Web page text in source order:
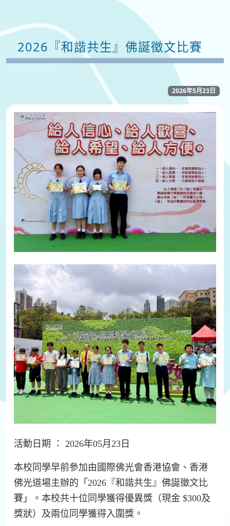
2026『和諧共生』佛誕徵文比賽
2026年5月23日
活動日期 ： 2026年05月23日
本校同學早前參加由國際佛光會香港協會、香港
佛光道場主辦的「2026『和諧共生』佛誕徵文比
賽」。本校共十位同學獲得優異獎（現金 $300及
獎狀）及兩位同學獲得入圍獎。